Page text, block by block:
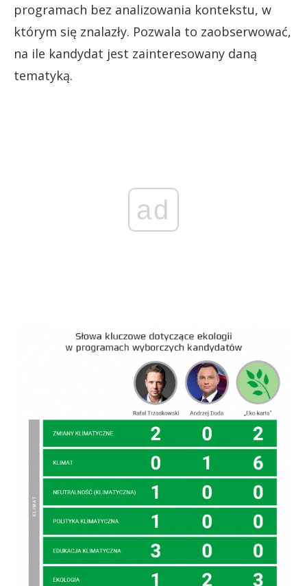
programach bez analizowania kontekstu, w
którym się znalazły. Pozwala to zaobserwować,
na ile kandydat jest zainteresowany daną
tematyką.
ad